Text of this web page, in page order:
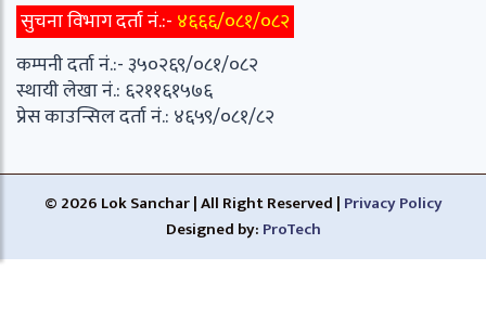
सुचना विभाग दर्ता नं.:- ४६६६/०८१/०८२
कम्पनी दर्ता नं.:- ३५०२६९/०८१/०८२
स्थायी लेखा नं.: ६२११६१५७६
प्रेस काउन्सिल दर्ता नं.: ४६५९/०८१/८२
© 2026 Lok Sanchar | All Right Reserved | Privacy Policy
Designed by: ProTech